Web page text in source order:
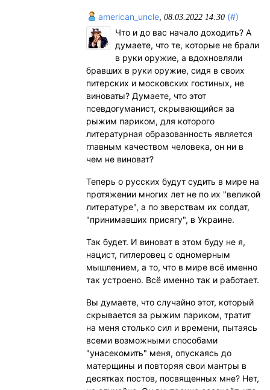
american_uncle, 08.03.2022 14:30 (#)
Что и до вас начало доходить? А
думаете, что те, которые не брали
в руки оружие, а вдохновляли
бравших в руки оружие, сидя в своих
питерских и московских гостиных, не
виноваты? Думаете, что этот
псевдогуманист, скрывающийся за
рыжим париком, для которого
литературная образованность является
главным качеством человека, он ни в
чем не виноват?
Теперь о русских будут судить в мире на
протяжении многих лет не по их "великой
литературе", а по зверствам их солдат,
"принимавших присягу", в Украине.
Так будет. И виноват в этом буду не я,
нацист, гитлеровец с одномерным
мышлением, а то, что в мире всё именно
так устроено. Всё именно так и работает.
Вы думаете, что случайно этот, который
скрывается за рыжим париком, тратит
на меня столько сил и времени, пытаясь
всеми возможными способами
"унасекомить" меня, опускаясь до
матерщины и повторяя свои мантры в
десятках постов, посвященных мне? Нет,